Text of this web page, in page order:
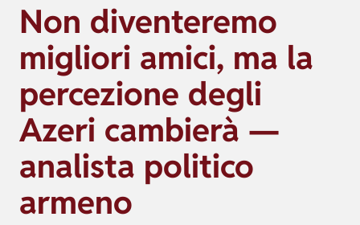
Non diventeremo
migliori amici, ma la
percezione degli
Azeri cambierà —
analista politico
armeno